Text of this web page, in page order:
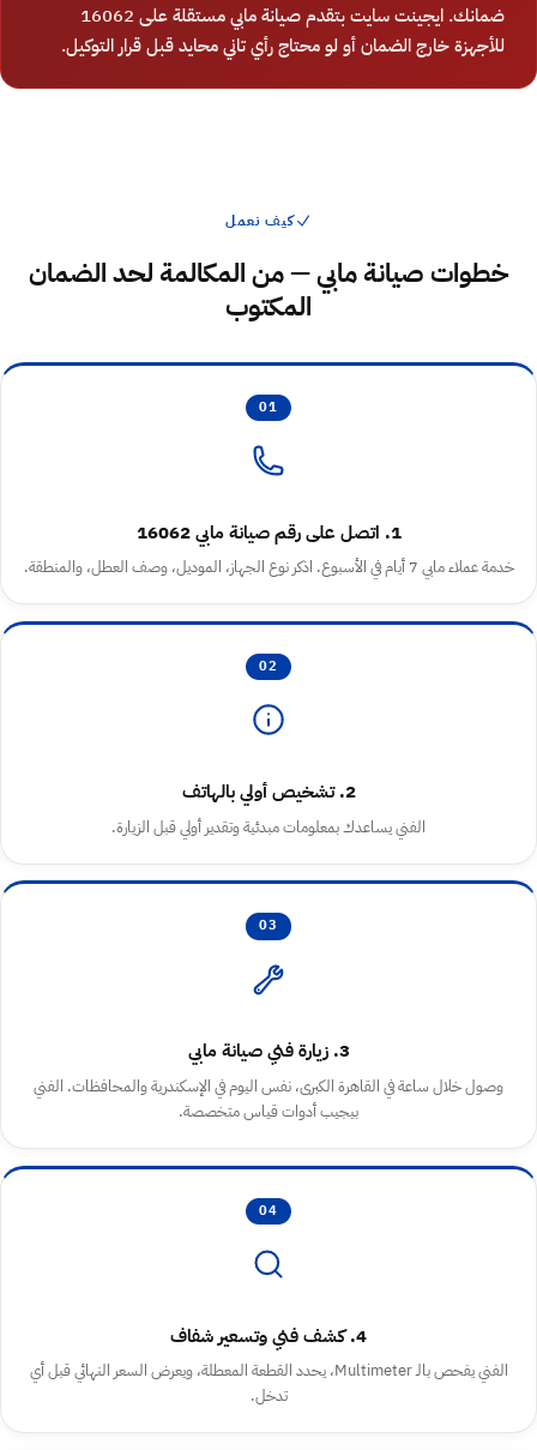
ضمانك. ايجينت سايت بتقدم صيانة مابي مستقلة على 16062
للأجهزة خارج الضمان أو لو محتاج رأي تاني محايد قبل قرار التوكيل.
كيف نعمل
خطوات صيانة مابي — من المكالمة لحد الضمان
المكتوب
01
1. اتصل على رقم صيانة مابي 16062
خدمة عملاء مابي 7 أيام في الأسبوع. اذكر نوع الجهاز، الموديل، وصف العطل، والمنطقة.
02
2. تشخيص أولي بالهاتف
الفني يساعدك بمعلومات مبدئية وتقدير أولي قبل الزيارة.
03
3. زيارة فني صيانة مابي
وصول خلال ساعة في القاهرة الكبرى، نفس اليوم في الإسكندرية والمحافظات. الفني
بيجيب أدوات قياس متخصصة.
04
4. كشف فني وتسعير شفاف
الفني يفحص بالـ Multimeter، يحدد القطعة المعطلة، ويعرض السعر النهائي قبل أي
تدخل.